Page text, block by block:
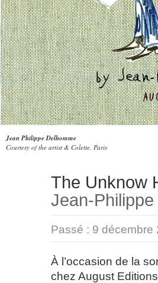
Jean Philippe Delhomme
Courtesy of the artist & Colette, Paris
The Unknow
Jean-
Passé : 9
À l’occasion de la
chez August